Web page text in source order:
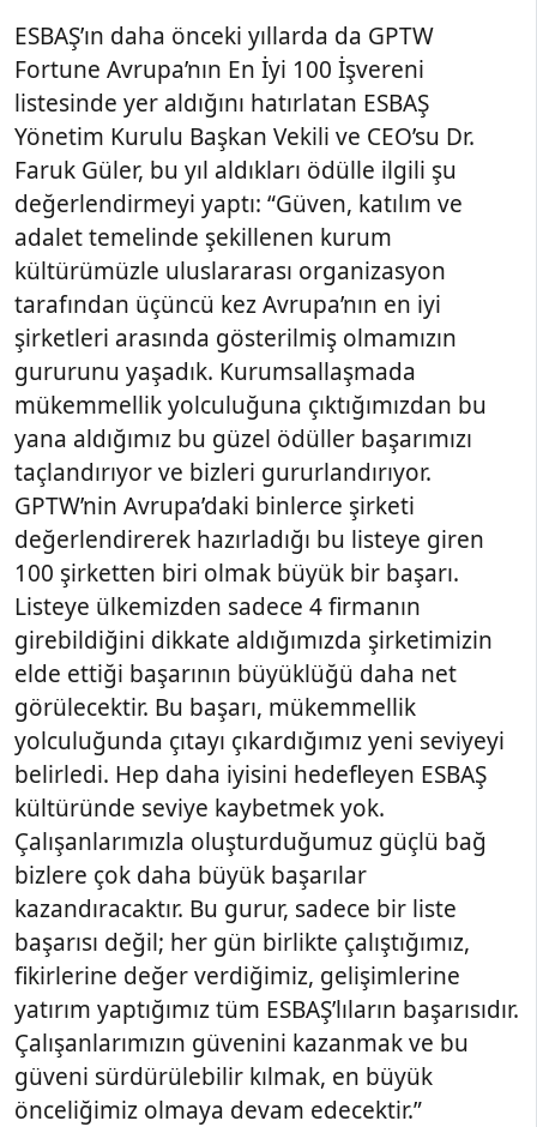
ESBAŞ’ın daha önceki yıllarda da GPTW
Fortune Avrupa’nın En İyi 100 İşvereni
listesinde yer aldığını hatırlatan ESBAŞ
Yönetim Kurulu Başkan Vekili ve CEO’su Dr.
Faruk Güler, bu yıl aldıkları ödülle ilgili şu
değerlendirmeyi yaptı: “Güven, katılım ve
adalet temelinde şekillenen kurum
kültürümüzle uluslararası organizasyon
tarafından üçüncü kez Avrupa’nın en iyi
şirketleri arasında gösterilmiş olmamızın
gururunu yaşadık. Kurumsallaşmada
mükemmellik yolculuğuna çıktığımızdan bu
yana aldığımız bu güzel ödüller başarımızı
taçlandırıyor ve bizleri gururlandırıyor.
GPTW’nin Avrupa’daki binlerce şirketi
değerlendirerek hazırladığı bu listeye giren
100 şirketten biri olmak büyük bir başarı.
Listeye ülkemizden sadece 4 firmanın
girebildiğini dikkate aldığımızda şirketimizin
elde ettiği başarının büyüklüğü daha net
görülecektir. Bu başarı, mükemmellik
yolculuğunda çıtayı çıkardığımız yeni seviyeyi
belirledi. Hep daha iyisini hedefleyen ESBAŞ
kültüründe seviye kaybetmek yok.
Çalışanlarımızla oluşturduğumuz güçlü bağ
bizlere çok daha büyük başarılar
kazandıracaktır. Bu gurur, sadece bir liste
başarısı değil; her gün birlikte çalıştığımız,
fikirlerine değer verdiğimiz, gelişimlerine
yatırım yaptığımız tüm ESBAŞ’lıların başarısıdır.
Çalışanlarımızın güvenini kazanmak ve bu
güveni sürdürülebilir kılmak, en büyük
önceliğimiz olmaya devam edecektir.”